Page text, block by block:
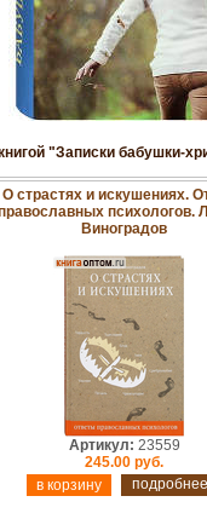
"Записки бабушки-
О страстях и искушениях.
психологов.
Виноградов
Артикул: 23559
245.00 руб.
подробнее